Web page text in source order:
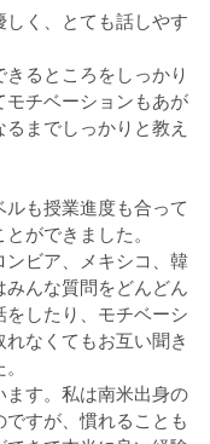
く、とても話しやす
るところをしっかり
チベーションもあが
までしっかりと教え
も授業進度も合って
ができました。
ンビア、メキシコ、韓
んな質問をどんどん
をしたり、モチベーシ
なくてもお互い聞き
ます。私は南米出身の
すが、慣れることも